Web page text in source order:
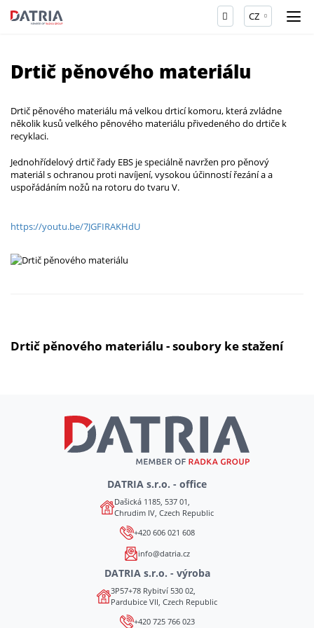
CZ
Drtič pěnového materiálu
Drtič pěnového materiálu má velkou drticí komoru, která zvládne
několik kusů velkého pěnového materiálu přivedeného do drtiče k
recyklaci.
Jednohřídelový drtič řady EBS je speciálně navržen pro pěnový
materiál s ochranou proti navíjení, vysokou účinností řezání a a
uspořádáním nožů na rotoru do tvaru V.
https://youtu.be/7JGFIRAKHdU
Drtič pěnového materiálu - soubory ke stažení
DATRIA s.r.o. - office
Dašická 1185, 537 01,
Chrudim IV, Czech Republic
+420 606 021 608
info@datria.cz
DATRIA s.r.o. - výroba
3P57+78 Rybitví 530 02,
Pardubice VII, Czech Republic
+420 725 766 023